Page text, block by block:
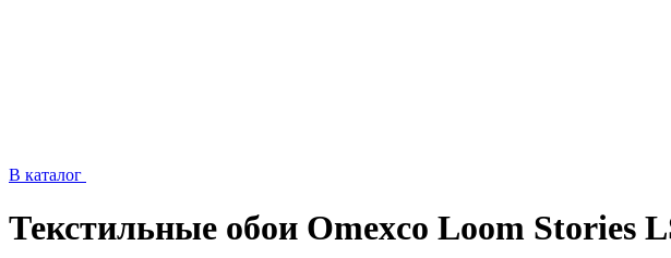
В каталог
Текстильные обои Omexco Loom Stories